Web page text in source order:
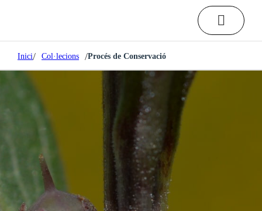
Inici/ Col·lecions /Procés de Conservació